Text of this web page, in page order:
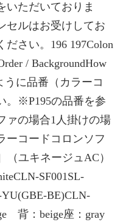
いただいておりま
セルはお受けしてお
さい。196 197Colon
/ BackgroundHow
うに品番（カラーコ
。※P195の品番を参
ァの場合1人掛けの場
ーコードコロンソフ
（ユキネージュAC）
SF001SL-
BE)CLN-
背：beige座：gray